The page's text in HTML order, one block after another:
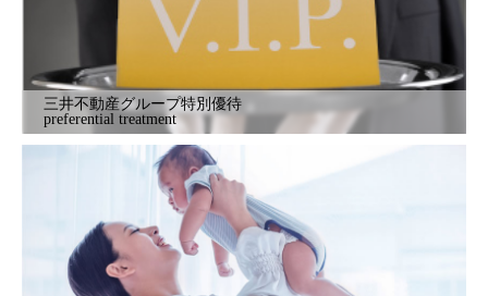
三井不動産グループ特別優待
preferential treatment